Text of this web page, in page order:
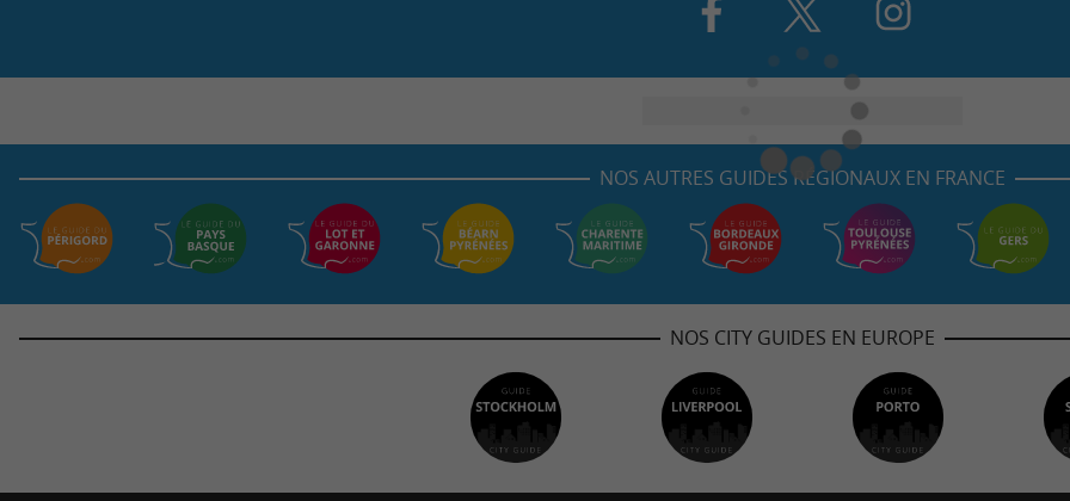
NOS AUTRES GUIDES RÉGIONAUX EN FRANCE
NOS CITY GUIDES EN EUROPE